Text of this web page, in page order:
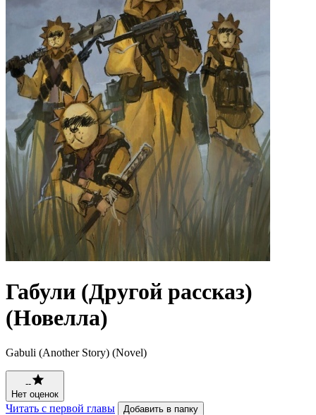
Габули (Другой рассказ)
(Новелла)
Gabuli (Another Story) (Novel)
--
Нет оценок
Читать с первой главы Добавить в папку